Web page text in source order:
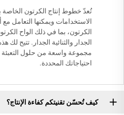
تُعدّ خطوط إنتاج الكرتون الخاصة
الاستخدامات ويمكنها التعامل
الكرتون، بما في ذلك الواح
الجدار والثنائية الجدار. تتيح لك
مجموعة واسعة من حلول التعبئة
احتياجاتك المحددة.
كيف تُحسّن تقنيتكم كفاءة الإنتاج؟